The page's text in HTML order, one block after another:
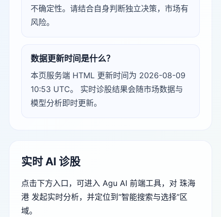
不确定性。请结合自身判断独立决策，市场有
风险。
数据更新时间是什么？
本页服务端 HTML 更新时间为 2026-08-09
10:53 UTC。 实时诊股结果会随市场数据与
模型分析即时更新。
实时 AI 诊股
点击下方入口，可进入 Agu AI 前端工具，对 珠海
港 发起实时分析，并定位到“智能搜索与选择”区
域。